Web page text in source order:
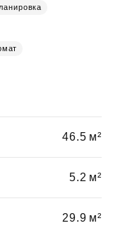
46.5 м²
5.2 м²
29.9 м²